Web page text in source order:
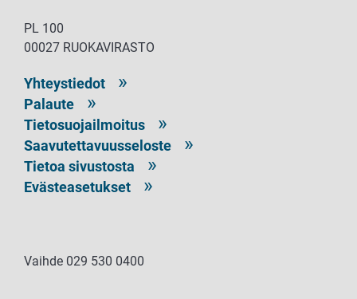
PL 100
00027 RUOKAVIRASTO
Yhteystiedot
Palaute
Tietosuojailmoitus
Saavutettavuusseloste
Tietoa sivustosta
Evästeasetukset
Vaihde 029 530 0400